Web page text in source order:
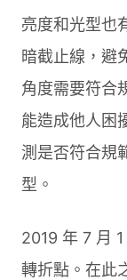
亮度和光型也
暗截止線，避
角度需要符合
能造成他人困
測是否符合規
型。
2019 年 7 月
轉折點。在此